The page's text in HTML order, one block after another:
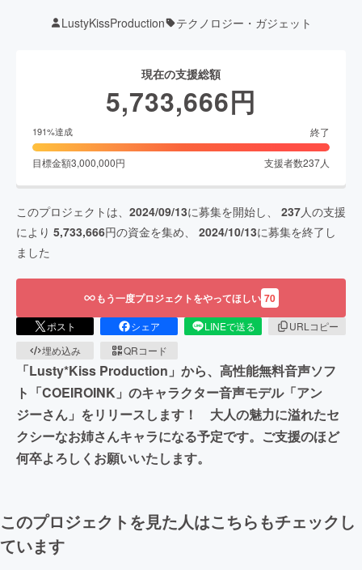
LustyKissProduction テクノロジー・ガジェット
現在の支援総額
5,733,666円
191%達成 終了
目標金額3,000,000円 支援者数237人
このプロジェクトは、 2024/09/13に募集を開始し、 237人の支援
により 5,733,666円の資金を集め、 2024/10/13に募集を終了し
ました
もう一度プロジェクトをやってほしい 70
ポスト シェア LINEで送る
URLコピー
埋め込み
QRコード
「Lusty*Kiss Production」から、高性能無料音声ソフ
ト「COEIROINK」のキャラクター音声モデル「アン
ジーさん」をリリースします！ 大人の魅力に溢れたセ
クシーなお姉さんキャラになる予定です。ご支援のほど
何卒よろしくお願いいたします。
このプロジェクトを見た人はこちらもチェックし
ています